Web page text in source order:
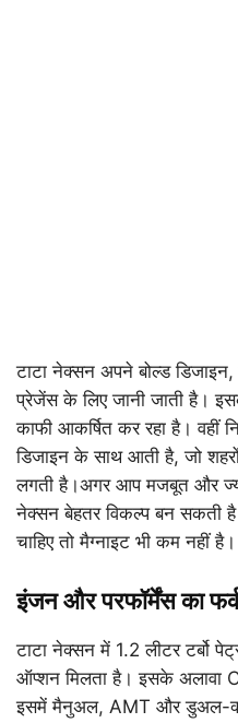
टाटा नेक्सन अपने बोल्ड डिजाइन,
प्रेजेंस के लिए जानी जाती है।
काफी आकर्षित कर रहा है। वहीं
डिजाइन के साथ आती है, जो
लगती है।अगर आप मजबूत और
नेक्सन बेहतर विकल्प बन सकती
चाहिए तो मैग्नाइट भी कम नहीं है।
इंजन और परफॉर्मेंस का
टाटा नेक्सन में 1.2 लीटर टर्बो
ऑप्शन मिलता है। इसके अलावा
इसमें मैनुअल, AMT और डुअल-